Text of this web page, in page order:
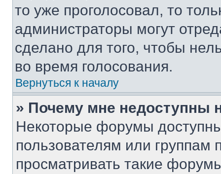
то уже проголосовал, то
администраторы могут
сделано для того, чтобы
во время голосования.
Вернуться к началу
» Почему мне недоступны
Некоторые форумы
пользователям или группам
просматривать такие